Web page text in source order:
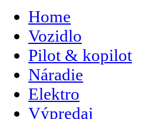
Home
Vozidlo
Pilot & kopilot
Náradie
Elektro
Výpredaj